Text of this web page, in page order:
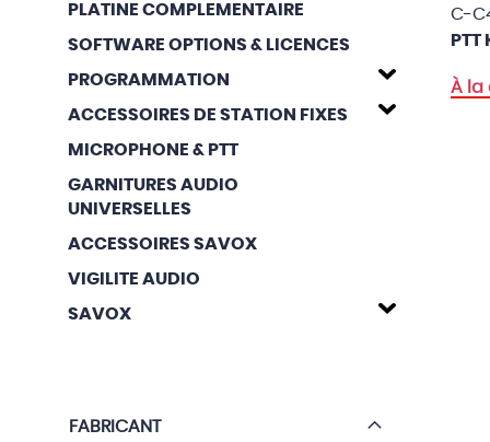
C-
À la
PLATINE COMPLEMENTAIRE
SOFTWARE OPTIONS & LICENCES
PROGRAMMATION
ACCESSOIRES DE STATION FIXES
MICROPHONE & PTT
GARNITURES AUDIO
UNIVERSELLES
ACCESSOIRES SAVOX
VIGILITE AUDIO
SAVOX
FABRICANT